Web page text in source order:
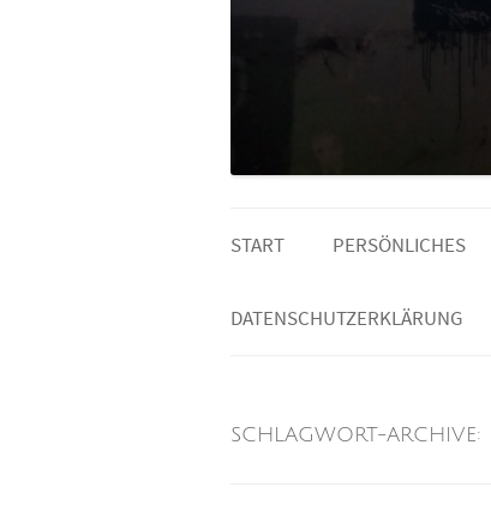
START PERSÖNLICHES
MEINE LESELISTE
DATENSCHUTZERKLÄRUNG
SCHLAGWORT-ARCHIVE: